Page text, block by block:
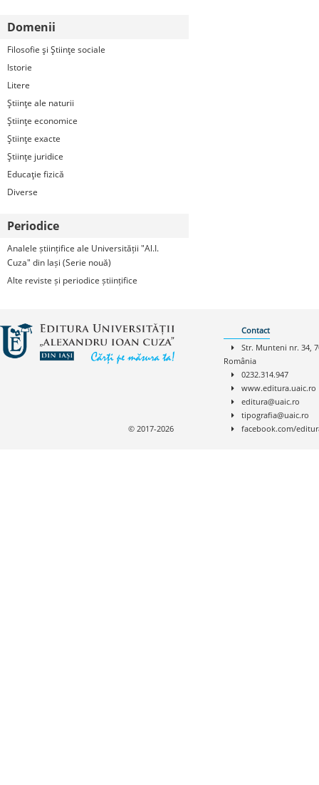
Domenii
Filosofie şi Ştiinţe sociale
Istorie
Litere
Ştiinţe ale naturii
Ştiinţe economice
Ştiinţe exacte
Ştiinţe juridice
Educaţie fizică
Diverse
Periodice
Analele științifice ale Universității "Al.I.
Cuza" din Iași (Serie nouă)
Alte reviste și periodice științifice
Contact
Str. Munteni nr. 34,
România
0232.314.947
www.editura.uaic.ro
editura@uaic.ro
tipografia@uaic.ro
facebook.com/
© 2017-2026